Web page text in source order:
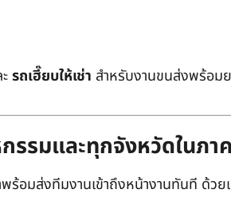
รถเฮี๊ยบให้เช่า สำหรับงานขนส่งพร้อม
รมและทุกจังหวัดในภา
พร้อมส่งทีมงานเข้าถึงหน้างานทันที ด้